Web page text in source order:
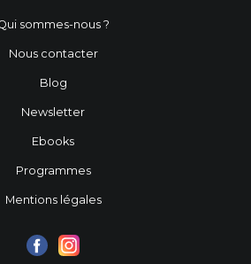
sommes-nous ?
Nous contacter
Blog
Newsletter
Ebooks
Programmes
Mentions légales